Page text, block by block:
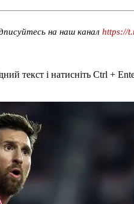
на наш канал https://
текст і натисніть Ctrl +